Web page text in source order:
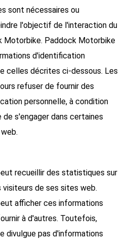
sont nécessaires ou
l'objectif de l'interaction du
Motorbike. Paddock Motorbike
d'identification
celles décrites ci-dessous. Les
refuser de fournir des
personnelle, à condition
s'engager dans certaines
recueillir des statistiques sur
de ses sites web.
afficher ces informations
à d'autres. Toutefois,
divulgue pas d'informations